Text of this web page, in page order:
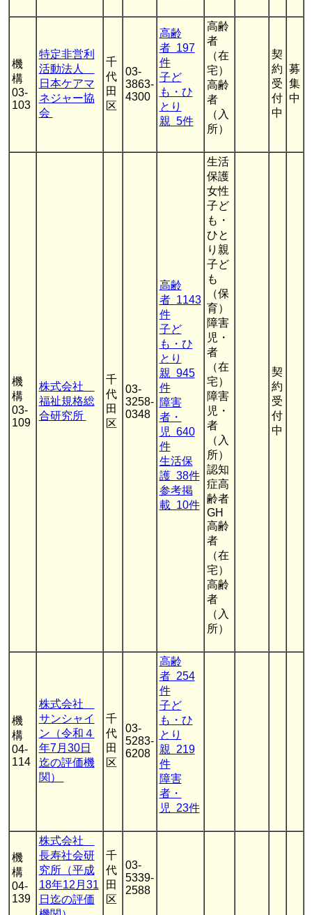
機
構
03-
103
特定非営利
活動法人
日本ケアマ
ネジャー協
会
千
代
田
区
03-
3863-
4300
高齢
者 197
件
子ど
も・ひ
とり
親 5件
高齢
者
（在
宅）
高齢
者
（入
所）
契
約
受
付
中
募
集
中
機
構
03-
109
株式会社
福祉規格総
合研究所
千
代
田
区
03-
3258-
0348
高齢
者 1143
件
子ど
も・ひ
とり
親 945
件
障害
者・
児 640
件
生活保
護 38件
参考掲
載 10件
生活
保護
女性
子ど
も・
ひと
り親
子ど
も
（保
育）
障害
児・
者
（在
宅）
障害
児・
者
（入
所）
認知
症高
齢者
GH
高齢
者
（在
宅）
高齢
者
（入
所）
契
約
受
付
中
機
構
04-
114
株式会社
サンシャイ
ン（令和４
年7月30日
迄の評価機
関）
千
代
田
区
03-
5283-
6208
高齢
者 254
件
子ど
も・ひ
とり
親 219
件
障害
者・
児 23件
機
構
04-
139
株式会社
長寿社会研
究所（平成
18年12月31
日迄の評価
千
代
田
区
03-
5339-
2588